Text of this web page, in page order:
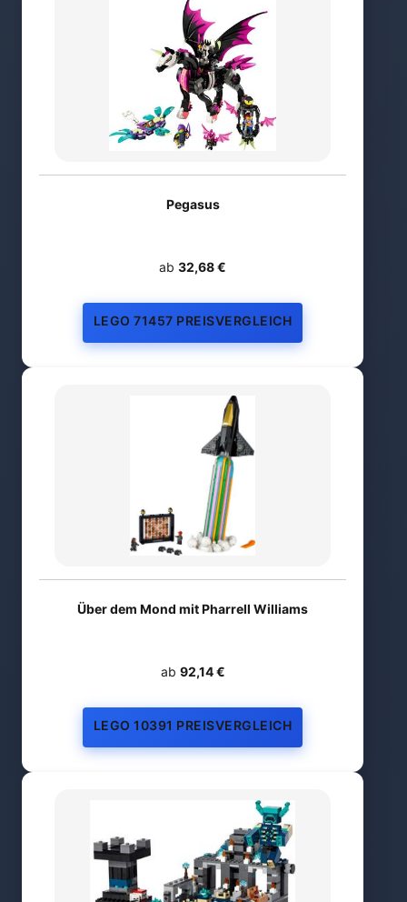
Pegasus
ab 32,68 €
LEGO 71457 PREISVERGLEICH
Über dem Mond mit Pharrell Williams
ab 92,14 €
LEGO 10391 PREISVERGLEICH